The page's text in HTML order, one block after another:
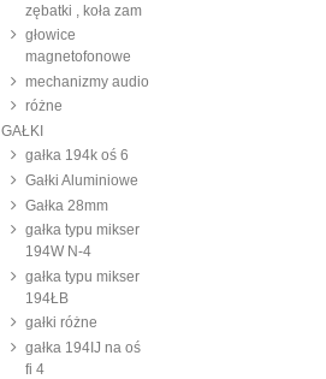
zębatki , koła zam
głowice
magnetofonowe
mechanizmy audio
różne
GAŁKI
gałka 194k oś 6
Gałki Aluminiowe
Gałka 28mm
gałka typu mikser
194W N-4
gałka typu mikser
194ŁB
gałki różne
gałka 194IJ na oś
fi 4